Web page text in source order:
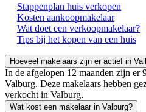
Stappenplan huis verkopen
Kosten aankoopmakelaar
Wat doet een verkoopmakelaar?
Tips bij het kopen van een huis
Hoeveel makelaars zijn er actief in
In de afgelopen 12 maanden zijn er
Valburg. Deze makelaars hebben
verkocht in Valburg.
Wat kost een makelaar in Valburg?